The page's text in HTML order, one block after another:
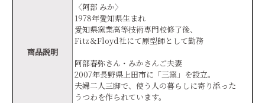
商品説明
〈阿部 みか〉
1978年愛知県生まれ
愛知県窯業高等技術専門校修了後、
Fitz＆Floyd社にて原型師として勤務
阿部春弥さん・みかさんご夫妻
2007年長野県上田市に「三窯」を設立。
夫婦二人三脚で、使う人の暮らしに寄り添った
うつわを作られています。